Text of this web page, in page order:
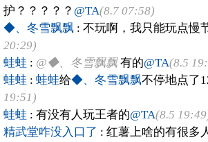
护？？？？？ @TA(8.7 07:58)
◆、冬雪飘飘 : 不玩啊，我只能玩点慢
20:29)
蛙蛙 : @◆、冬雪飘飘有的@TA(8.5
蛙蛙 : 蛙蛙给◆、冬雪飘飘不停地点了
19:51)
蛙蛙 : 有没有人玩王者的@TA(8.5
精武堂咋没入口了 : 红薯上啥的有很多